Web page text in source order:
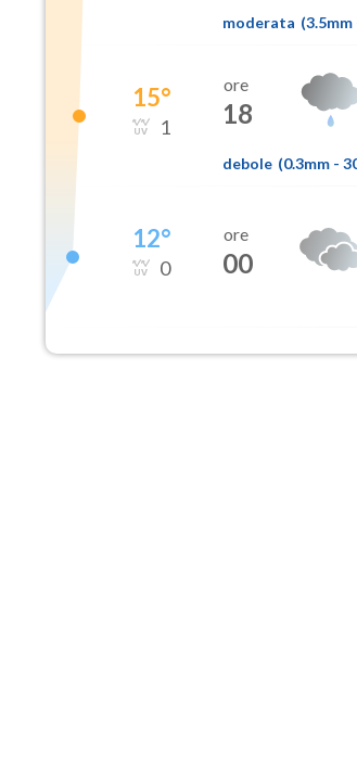
moderata (3.5mm
15°
1
ore
18
debole (0.3mm -
12°
0
ore
00